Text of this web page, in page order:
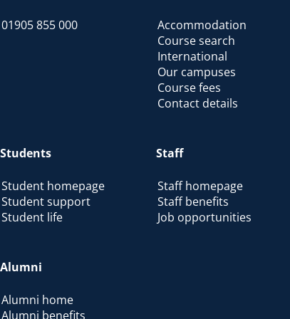
01905 855 000
Accommodation
Course search
International
Our campuses
Course fees
Contact details
Students
Student homepage
Student support
Student life
Staff
Staff homepage
Staff benefits
Job opportunities
Alumni
Alumni home
Alumni benefits